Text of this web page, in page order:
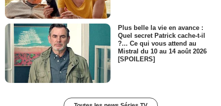
Plus belle la vie en avance :
Quel secret Patrick cache-t-il
?... Ce qui vous attend au
Mistral du 10 au 14 août 2026
[SPOILERS]